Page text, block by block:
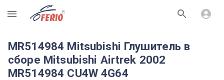
R
MR514984 Mitsubishi Глушитель в
сборе Mitsubishi Airtrek 2002
MR514984 CU4W 4G64